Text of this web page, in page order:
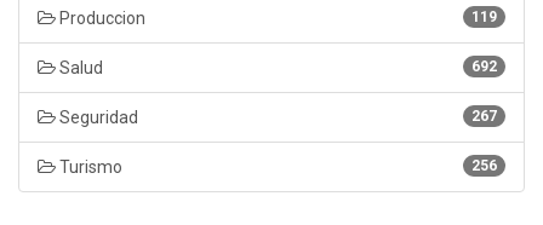
119
Produccion
692
Salud
267
Seguridad
256
Turismo